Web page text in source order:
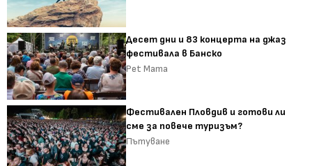
Десет дни и 83 концерта на джаз
фестивала в Банско
Pet Mama
Фестивален Пловдив и готови ли
сме за повече туризъм?
Пътуване